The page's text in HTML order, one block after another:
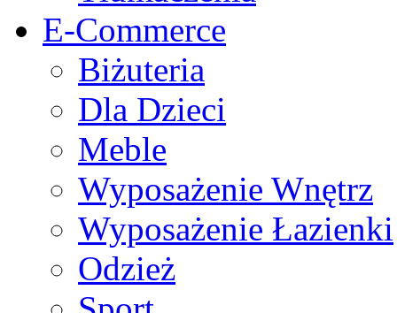
E-Commerce
Biżuteria
Dla Dzieci
Meble
Wyposażenie Wnętrz
Wyposażenie Łazienki
Odzież